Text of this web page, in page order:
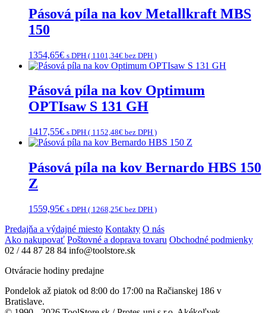
Pásová píla na kov Metallkraft MBS
150
1354,65€ s DPH ( 1101,34€ bez DPH )
Pásová píla na kov Optimum
OPTIsaw S 131 GH
1417,55€ s DPH ( 1152,48€ bez DPH )
Pásová píla na kov Bernardo HBS 150
Z
1559,95€ s DPH ( 1268,25€ bez DPH )
Predajňa a výdajné miesto Kontakty O nás
Ako nakupovať Poštovné a doprava tovaru Obchodné podmienky
02 / 44 87 28 84 info@toolstore.sk
Otváracie hodiny predajne
Pondelok až piatok od 8:00 do 17:00 na Račianskej 186 v
Bratislave.